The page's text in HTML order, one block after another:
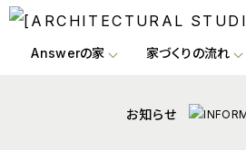
Answerの家 家づくりの流れ
お知らせ